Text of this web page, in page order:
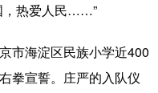
河北 山西
热爱人民……”
海淀区民族小学近400
拳宣誓。庄严的入队仪